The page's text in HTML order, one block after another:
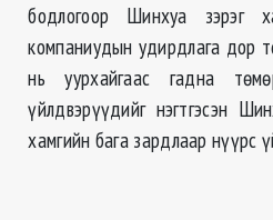
бодлогоор Шинхуа зэрэг
компаниудын удирдлага дор
нь уурхайгаас гадна
үйлдвэрүүдийг нэгтгэсэн
хамгийн бага зардлаар нүүрс